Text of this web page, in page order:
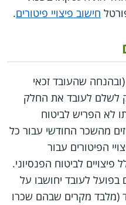
חישוב פיצויי פיטורים.
שהעובד זכאי
לשלם לעובד את החלק
לא הפריש לביטוח
(השלמה ל-⅓8 אחוזים מהשכר החודשי עבור כל
הפיטורים עבור
לביטוח הפנסיוני.
לעובד יחושבו על
(מלבד מקרים שבהם שכרו